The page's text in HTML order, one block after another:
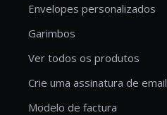
Envelopes personalizados
Garimbos
Ver todos os produtos
Crie uma assinatura de email
Modelo de factura